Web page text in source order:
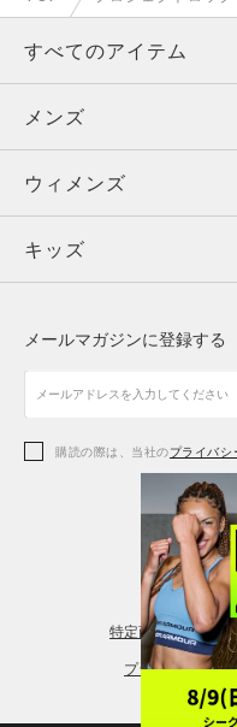
すべてのアイテム
メンズ
ウィメンズ
キッズ
アクセサリー
メンズ
トップス
ボトムス
アクセサリー
ウィメンズ
トップス
シューズ
アクセサリー
レギンス＆タイツ
キッズ
シューズ
メールマガジンに登録する
購読の際は、当社のプライバシ
特定商取引法に基
プライバシーポ